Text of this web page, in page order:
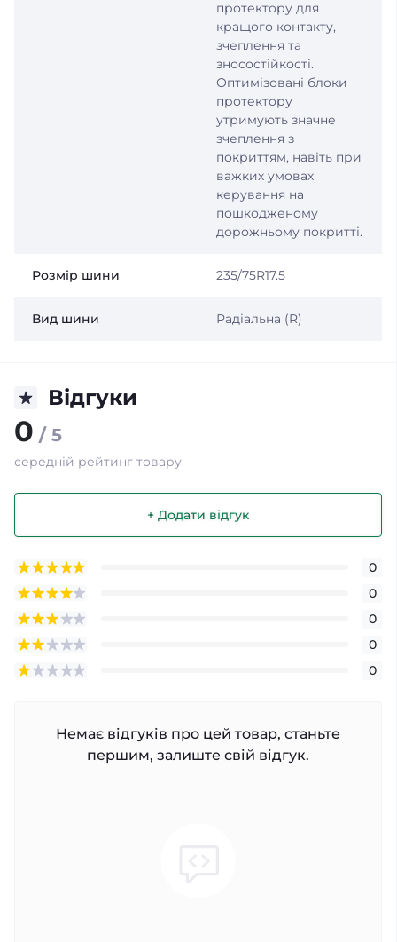
протектору для
кращого контакту,
зчеплення та
зносостійкості.
Оптимізовані блоки
протектору
утримують значне
зчеплення з
покриттям, навіть при
важких умовах
керування на
пошкодженому
дорожньому покритті.
Розмір шини 235/75R17.5
Вид шини Радіальна (R)
Відгуки
0 / 5
середній рейтинг товару
+ Додати відгук
0
0
0
0
0
Немає відгуків про цей товар, станьте
першим, залиште свій відгук.